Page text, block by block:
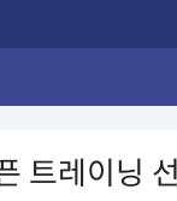
트레이닝